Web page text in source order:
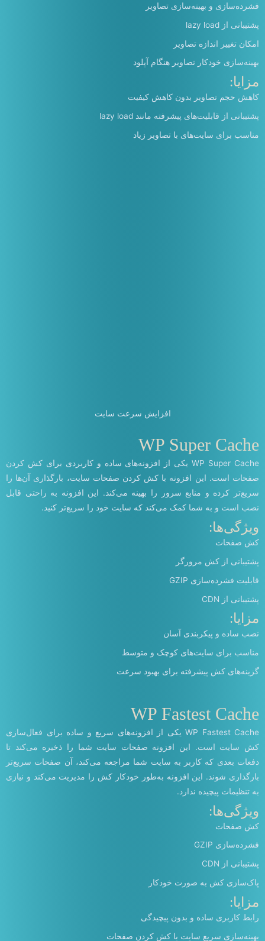
فشرده‌سازی و بهینه‌سازی تصاویر
پشتیبانی از lazy load
امکان تغییر اندازه تصاویر
بهینه‌سازی خودکار تصاویر هنگام آپلود
مزایا:
کاهش حجم تصاویر بدون کاهش کیفیت
پشتیبانی از قابلیت‌های پیشرفته مانند lazy load
مناسب برای سایت‌های با تصاویر زیاد
افزایش سرعت سایت
WP Super Cache
WP Super Cache یکی از افزونه‌های ساده و کاربردی برای کش کردن
صفحات است. این افزونه با کش کردن صفحات سایت، بارگذاری آن‌ها را
سریع‌تر کرده و منابع سرور را بهینه می‌کند. این افزونه به راحتی قابل
نصب است و به شما کمک می‌کند که سایت خود را سریع‌تر کنید.
ویژگی‌ها:
کش صفحات
پشتیبانی از کش مرورگر
قابلیت فشرده‌سازی GZIP
پشتیبانی از CDN
مزایا:
نصب ساده و پیکربندی آسان
مناسب برای سایت‌های کوچک و متوسط
گزینه‌های کش پیشرفته برای بهبود سرعت
WP Fastest Cache
WP Fastest Cache یکی از افزونه‌های سریع و ساده برای فعال‌سازی
کش سایت است. این افزونه صفحات سایت شما را ذخیره می‌کند تا
دفعات بعدی که کاربر به سایت شما مراجعه می‌کند، آن صفحات سریع‌تر
بارگذاری شوند. این افزونه به‌طور خودکار کش را مدیریت می‌کند و نیازی
به تنظیمات پیچیده ندارد.
ویژگی‌ها:
کش صفحات
فشرده‌سازی GZIP
پشتیبانی از CDN
پاک‌سازی کش به صورت خودکار
مزایا:
رابط کاربری ساده و بدون پیچیدگی
بهینه‌سازی سریع سایت با کش کردن صفحات